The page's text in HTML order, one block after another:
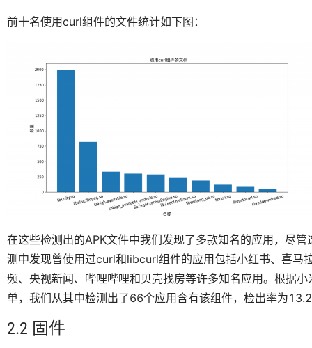
前十名使用curl组件的文件统计如下图：
在这些检测出的APK文件中我们发现了多款知名的应用，尽
测中发现曾使用过curl和libcurl组件的应用包括小红书、喜马
频、央视新闻、哔哩哔哩和贝壳找房等许多知名应用。根据
单，我们从其中检测出了66个应用含有该组件，检出率为
2.2 固件